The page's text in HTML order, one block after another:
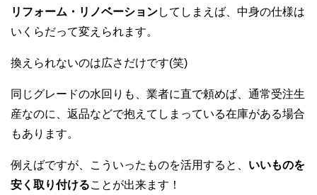
リフォーム・リノベーションしてしまえば、中身の仕様は
いくらだって変えられます。
換えられないのは広さだけです(笑)
同じグレードの水回りも、業者に直で頼めば、通常受注生
産なのに、返品などで抱えてしまっている在庫がある場合
もあります。
例えばですが、こういったものを活用すると、 いいものを
安く取り付けることが出来ます！